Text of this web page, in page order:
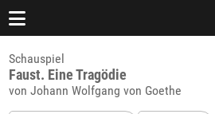
Schauspiel
Faust. Eine Tragödie
von Johann Wolfgang von Goethe